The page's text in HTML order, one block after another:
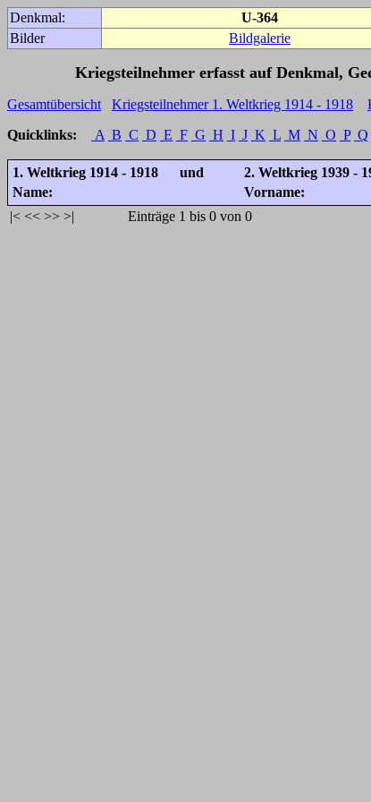
Denkmal: U-364
Bilder
Bildgalerie
Kriegsteilnehmer erfasst auf Denkmal,
Gesamtübersicht Kriegsteilnehmer 1. Weltkrieg 1914 - 1918
Quicklinks:
A B C D E F G H I J K L M N O P Q
1. Weltkrieg 1914 - 1918 und
2. Weltkrieg 1939 -
Name:
Vorname:
|< << >> >| Einträge 1 bis 0 von 0